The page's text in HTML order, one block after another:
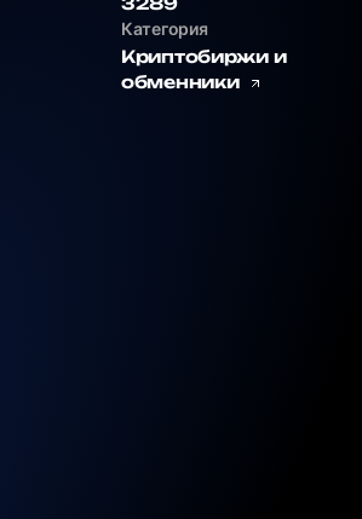
Категория
Криптобиржи и
обменники